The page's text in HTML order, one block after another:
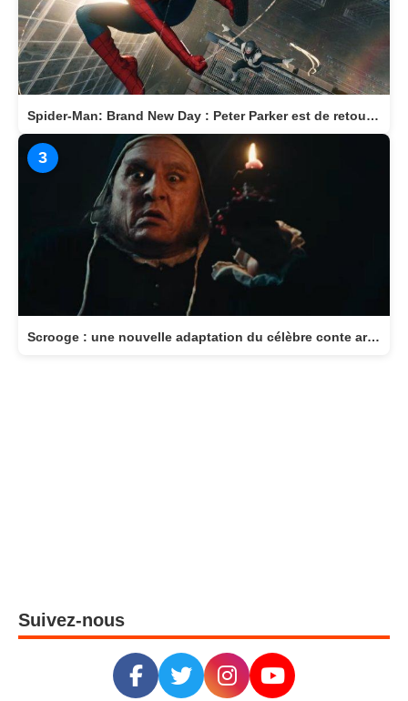
Spider-Man: Brand New Day : Peter Parker est de retour au cinéma le 29 juillet
3
Scrooge : une nouvelle adaptation du célèbre conte arrive au cinéma le 11 novembre
Suivez-nous